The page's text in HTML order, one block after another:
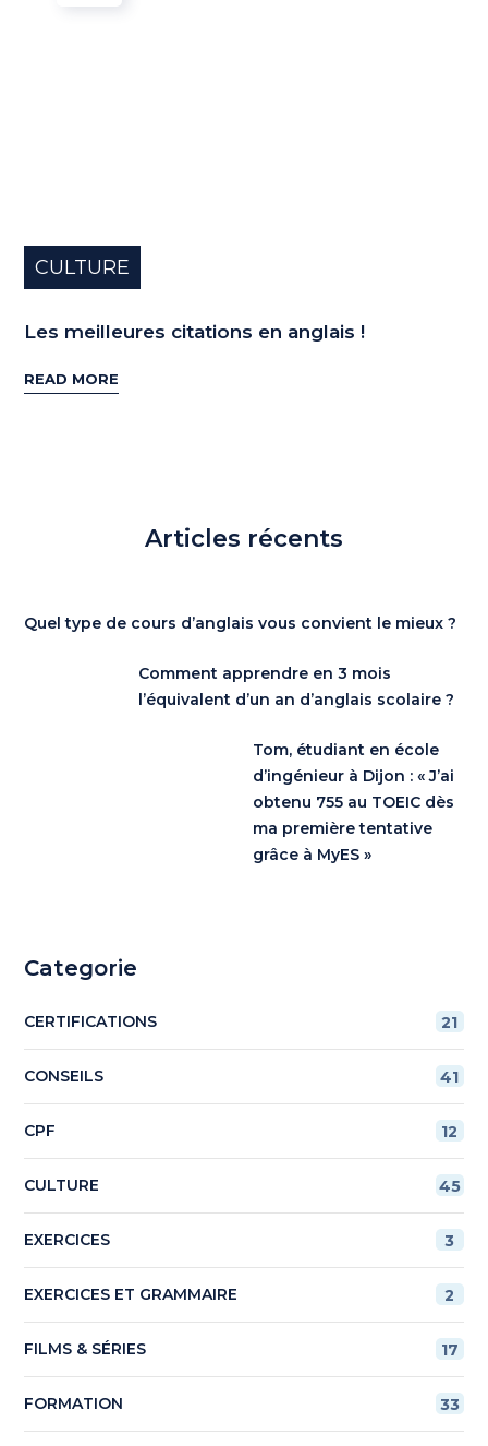
CULTURE
Les meilleures citations en anglais !
READ MORE
Articles récents
Quel type de cours d’anglais vous convient le mieux ?
Comment apprendre en 3 mois
l’équivalent d’un an d’anglais scolaire ?
Tom, étudiant en école
d’ingénieur à Dijon : « J’ai
obtenu 755 au TOEIC dès
ma première tentative
grâce à MyES »
Categorie
CERTIFICATIONS 21
CONSEILS 41
CPF 12
CULTURE 45
EXERCICES 3
EXERCICES ET GRAMMAIRE 2
FILMS & SÉRIES 17
FORMATION 33